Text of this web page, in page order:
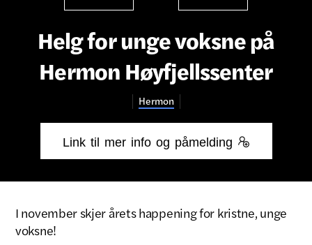
Helg for unge voksne på
Hermon Høyfjellssenter
Hermon
Link til mer info og påmelding 
I november skjer årets happening for kristne, unge
voksne!